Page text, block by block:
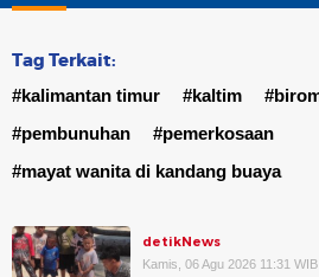
Tag Terkait:
#kalimantan timur #kaltim
#pembunuhan
#pemerkosaan
#mayat wanita di kandang buaya
detikNews
Kamis, 06 Agu 2026 11:31 WIB